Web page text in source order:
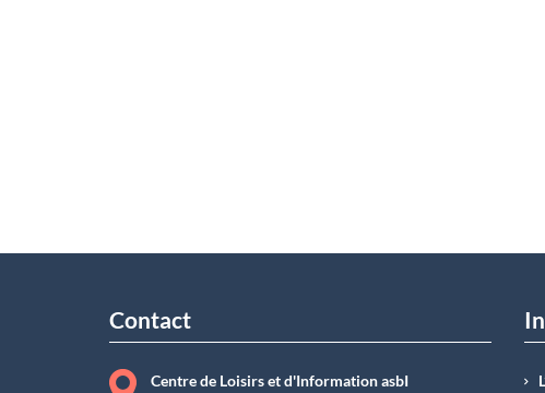
Contact
Centre de Loisirs et d'Information asbI